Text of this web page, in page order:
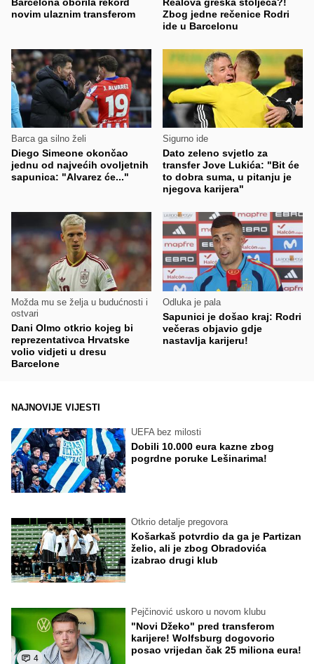
novim ulaznim transferom
Zbog jedne rečenice Rodri
ide u Barcelonu
Barca ga silno želi
Diego Simeone okončao
jednu od najvećih ovoljetnih
sapunica: "Alvarez će..."
Sigurno ide
Dato zeleno svjetlo za
transfer Jove Lukića: "Bit će
to dobra suma, u pitanju je
njegova karijera"
Možda mu se želja u budućnosti i
ostvari
Dani Olmo otkrio kojeg bi
reprezentativca Hrvatske
volio vidjeti u dresu
Barcelone
Odluka je pala
Sapunici je došao kraj: Rodri
večeras objavio gdje
nastavlja karijeru!
NAJNOVIJE VIJESTI
UEFA bez milosti
Dobili 10.000 eura kazne zbog
pogrdne poruke Lešinarima!
Otkrio detalje pregovora
Košarkaš potvrdio da ga je Partizan
želio, ali je zbog Obradovića
izabrao drugi klub
4
Pejčinović uskoro u novom klubu
"Novi Džeko" pred transferom
karijere! Wolfsburg dogovorio
posao vrijedan čak 25 miliona eura!